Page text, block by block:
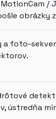
MotionCam
obrázky
a foto-
ústredňa